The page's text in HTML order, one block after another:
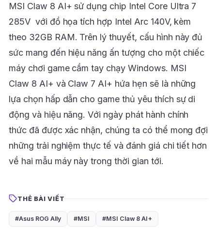
MSI Claw 8 AI+ sử dụng chip Intel Core Ultra 7
285V với đồ họa tích hợp Intel Arc 140V, kèm
theo 32GB RAM. Trên lý thuyết, cấu hình này đủ
sức mang đến hiệu năng ấn tượng cho một chiếc
máy chơi game cầm tay chạy Windows. MSI
Claw 8 AI+ và Claw 7 AI+ hứa hẹn sẽ là những
lựa chọn hấp dẫn cho game thủ yêu thích sự di
động và hiệu năng. Với ngày phát hành chính
thức đã được xác nhận, chúng ta có thể mong đợi
những trải nghiệm thực tế và đánh giá chi tiết hơn
về hai mẫu máy này trong thời gian tới.
THẺ BÀI VIẾT
#Asus ROG Ally #MSI #MSI Claw 8 AI+